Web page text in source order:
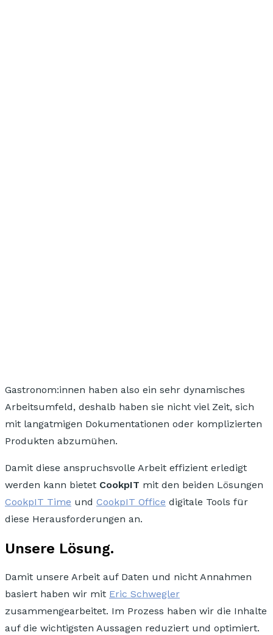
Gastronom:innen haben also ein sehr dynamisches
Arbeitsumfeld, deshalb haben sie nicht viel Zeit, sich
mit langatmigen Dokumentationen oder komplizierten
Produkten abzumühen.
Damit diese anspruchsvolle Arbeit effizient erledigt
werden kann bietet CookpIT mit den beiden Lösungen
CookpIT Time und CookpIT Office digitale Tools für
diese Herausforderungen an.
Unsere Lösung.
Damit unsere Arbeit auf Daten und nicht Annahmen
basiert haben wir mit Eric Schwegler
zusammengearbeitet. Im Prozess haben wir die Inhalte
auf die wichtigsten Aussagen reduziert und optimiert.